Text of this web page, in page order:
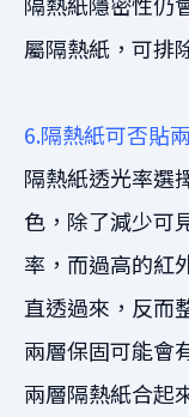
屬隔熱紙，可排
6.隔熱紙可否貼
隔熱紙透光率選
色，除了減少可
率，而過高的紅
直透過來，反而
兩層保固可能會
兩層隔熱紙合起